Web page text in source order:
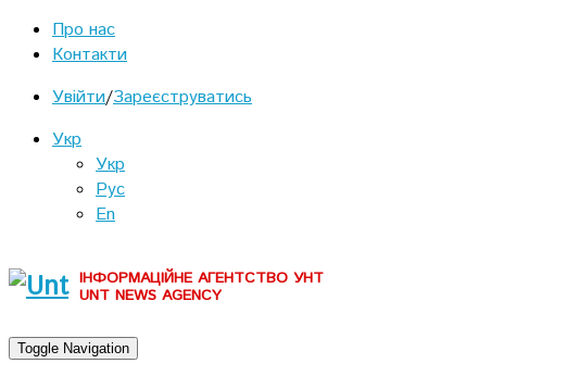
Про нас
Контакти
Увійти/Зареєструватись
Укр
Укр
Рус
En
ІНФОРМАЦІЙНЕ АГЕНТСТВО УНТ
UNT NEWS AGENCY
Toggle Navigation